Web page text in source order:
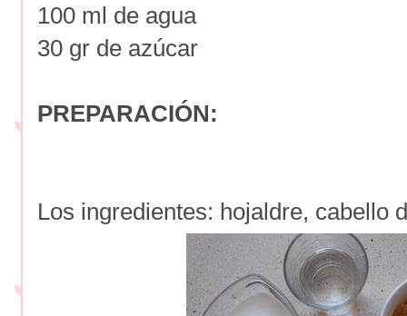
100 ml de agua
30 gr de azúcar
PREPARACIÓN:
Los ingredientes: hojaldre, cabello